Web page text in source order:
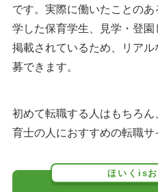
です。実際に働いたことの
学した保育学生、見学・登
掲載されているため、リア
募できます。
初めて転職する人はもちろ
育士の人におすすめの転職サ
ほいくis